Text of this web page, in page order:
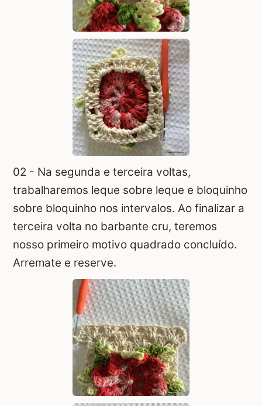
02 - Na segunda e terceira voltas,
trabalharemos leque sobre leque e bloquinho
sobre bloquinho nos intervalos. Ao finalizar a
terceira volta no barbante cru, teremos
nosso primeiro motivo quadrado concluído.
Arremate e reserve.